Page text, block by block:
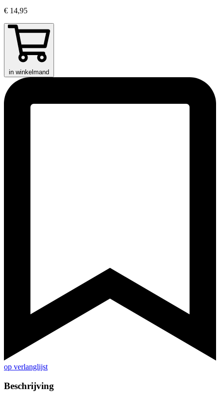
€ 14,95
in winkelmand
op verlanglijst
Beschrijving